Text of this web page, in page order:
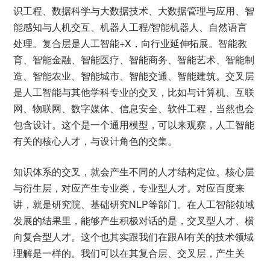
识工程、数据科学与大数据技术、大数据管理与应用、智
能感知与人机交互、机器人工程/智能机器人、自然语言
处理。复合层是人工智能+X，向行业延伸拓展。智能教
育、智能金融、智能医疗、智能商务、智能艺术、智能制
造、智能农业、智能城市、智能交通、智能建筑。交叉层
是人工智能与其他学科专业的交叉，比如与计算机、互联
网、物联网、数字媒体、信息安全、软件工程，当然也会
包含设计。这个是一个通用模型，可以来观察，人工智能
有关的核心人才，与设计角色的交集。
知识体系的交叉，就会产生不同的人才结构定位。核心层
与衍生层，对应产生专业类，专业型人才。对应百度来
讲，就是研究院、基础研究NLP等部门。在人工智能领域
发展的结果里，能够产生积极对话的是，交叉型人才、横
向复合型人才。这个也其实跟我们在跟AI有关的技术领域
理解是一样的。我们可以在其复合层、交叉层，产生关